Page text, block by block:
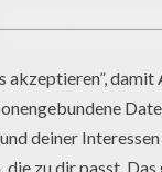
Fuchs Mit Schuhtick